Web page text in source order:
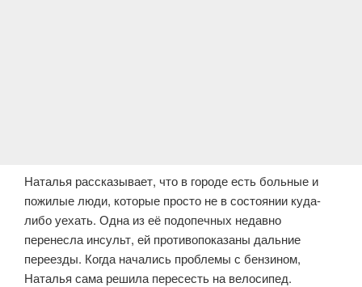
Наталья рассказывает, что в городе есть больные и
пожилые люди, которые просто не в состоянии куда-
либо уехать. Одна из её подопечных недавно
перенесла инсульт, ей противопоказаны дальние
переезды. Когда начались проблемы с бензином,
Наталья сама решила пересесть на велосипед.